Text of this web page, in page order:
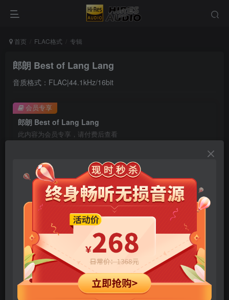
首页 FLAC格式 专辑
郎朗 Best of Lang Lang
音质格式：FLAC|44.1kHz/16bit
郎朗 Best of Lang Lang
此内容为会员专享，请付费后查看
9.9 99
年卡会员 免费 永久会员
立即购买
您当前未登录！建议登陆后购买，可保存购买订单
会员专享
Piano Sonata No. 10 in C Major, K. 330_ I. Allegro
moderato.flac
Kinderszenen, Op. 15_ XII. Kind im Einschlummern.flac